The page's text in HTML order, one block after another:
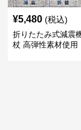
¥5,480 (税込)
折りたたみ式減震
杖 高弾性素材使用